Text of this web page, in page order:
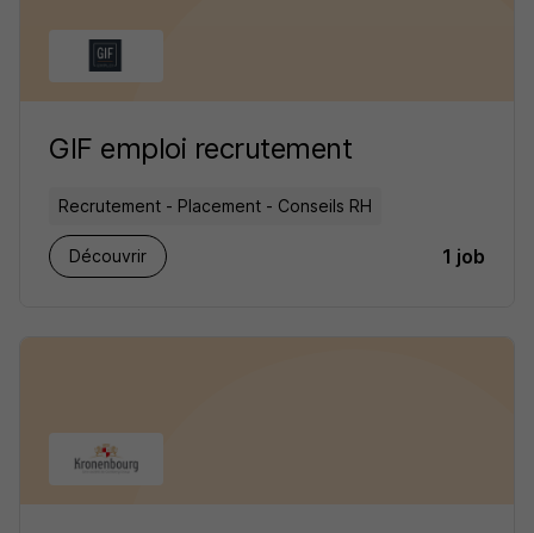
GIF emploi recrutement
Recrutement - Placement - Conseils RH
Découvrir 1 job